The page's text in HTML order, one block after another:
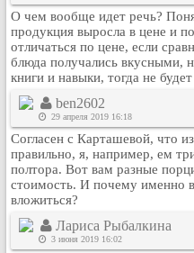
О чем вообще идет речь?
продукция выросла в цене и
отличаться по цене, если
блюда получались вкусными,
книги и навыки, тогда не
ben2602
29 апреля 2019 16:18
Согласен с Карташевой, что
правильно, я, например, ем
полтора. Вот вам разные
стоимость. И почему именно
вложиться?
Лариса Рыбалкина
3 июня 2019 16:02